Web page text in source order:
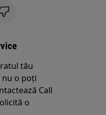
tău
nu o poţi
Call
o